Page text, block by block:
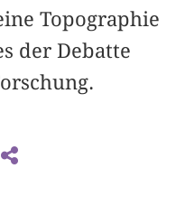
Topographie
der Debatte